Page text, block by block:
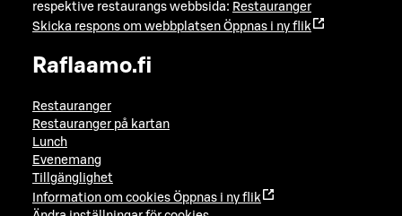
respektive restaurangs webbsida: Restauranger
Skicka respons om webbplatsen Öppnas i ny flik
Raflaamo.fi
Restauranger
Restauranger på kartan
Lunch
Evenemang
Tillgänglighet
Information om cookies Öppnas i ny flik